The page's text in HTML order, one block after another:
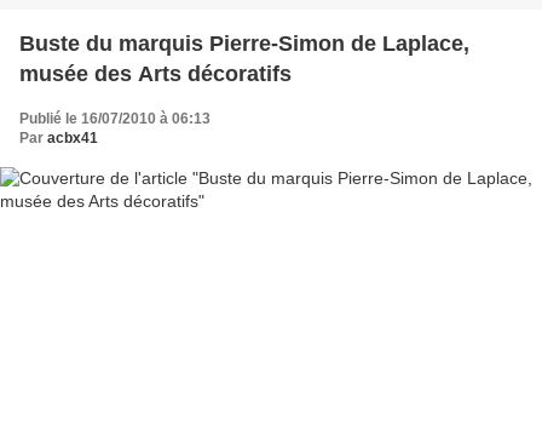
Buste du marquis Pierre-Simon de Laplace,
musée des Arts décoratifs
Publié le 16/07/2010 à 06:13
Par acbx41